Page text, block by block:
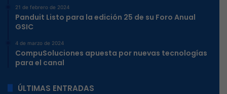
21 de febrero de 2024
Panduit Listo para la edición 25 de su Foro Anual
GSIC
4 de marzo de 2024
CompuSoluciones apuesta por nuevas tecnologías
para el canal
ÚLTIMAS ENTRADAS